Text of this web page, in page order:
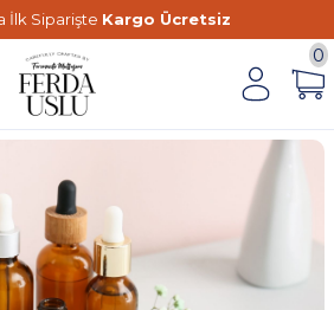
İlk Siparişte Kargo Ücretsiz
0